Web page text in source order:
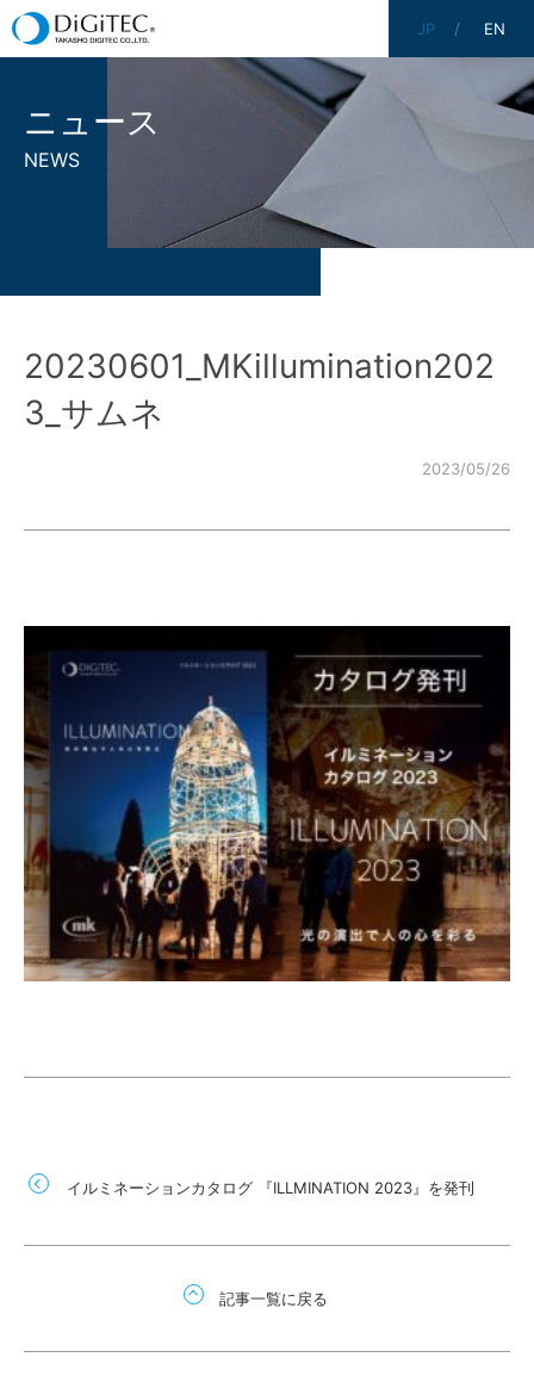
JP EN
ニュース
NEWS
20230601_MKillumination202
3_サムネ
2023/05/26
イルミネーションカタログ 『ILLMINATION 2023』を発刊
記事一覧に戻る